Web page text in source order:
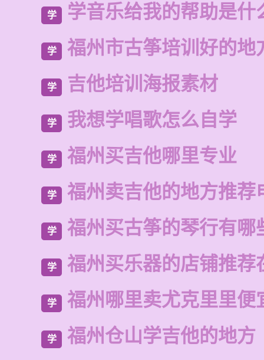
学 学音乐给我的帮助是什
学 福州市古筝培训好的地
学 吉他培训海报素材
学 我想学唱歌怎么自学
学 福州买吉他哪里专业
学 福州卖吉他的地方推荐
学 福州买古筝的琴行有哪
学 福州买乐器的店铺推荐
学 福州哪里卖尤克里里便
学 福州仓山学吉他的地方